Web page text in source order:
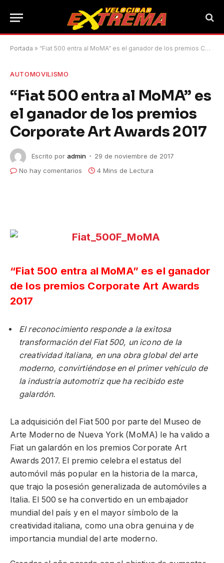
Portada » “Fiat 500 entra al MoMA” es el ganador de los premios Corporate Art Awards 2017
AUTOMOVILISMO
“Fiat 500 entra al MoMA” es
el ganador de los premios
Corporate Art Awards 2017
Escrito por admin
29 de noviembre de 2017
No hay comentarios
4 Mins de Lectura
“Fiat 500 entra al MoMA” es el ganador
de los premios Corporate Art Awards
2017
El reconocimiento responde a la exitosa
transformación del Fiat 500, un icono de la
creatividad italiana, en una obra global del arte
moderno, convirtiéndose en el primer vehículo de
la industria automotriz que ha recibido este
galardón.
La adquisición del Fiat 500 por parte del Museo de
Arte Moderno de Nueva York (MoMA) le ha valido a
Fiat un galardón en los premios Corporate Art
Awards 2017. El premio celebra el estatus del
automóvil más popular en la historia de la marca,
que trajo la posesión generalizada de automóviles a
Italia. El 500 se ha convertido en un embajador
mundial del país y en el mayor símbolo de la
creatividad italiana, como una obra genuina y de
importancia mundial del arte moderno.